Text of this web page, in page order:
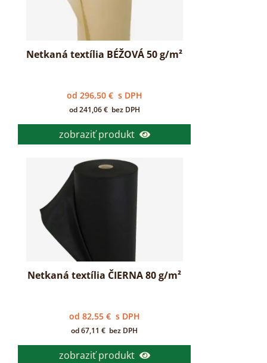
Netkaná textília BÉŽOVÁ 50 g/m²
od 296,50 € s DPH
od241,06€ bez DPH
zobraziť produkt
Netkaná textília ČIERNA 80 g/m²
od 82,55 € s DPH
od67,11 € bez DPH
zobraziť produkt